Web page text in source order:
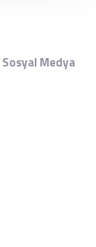
Sosyal Medya